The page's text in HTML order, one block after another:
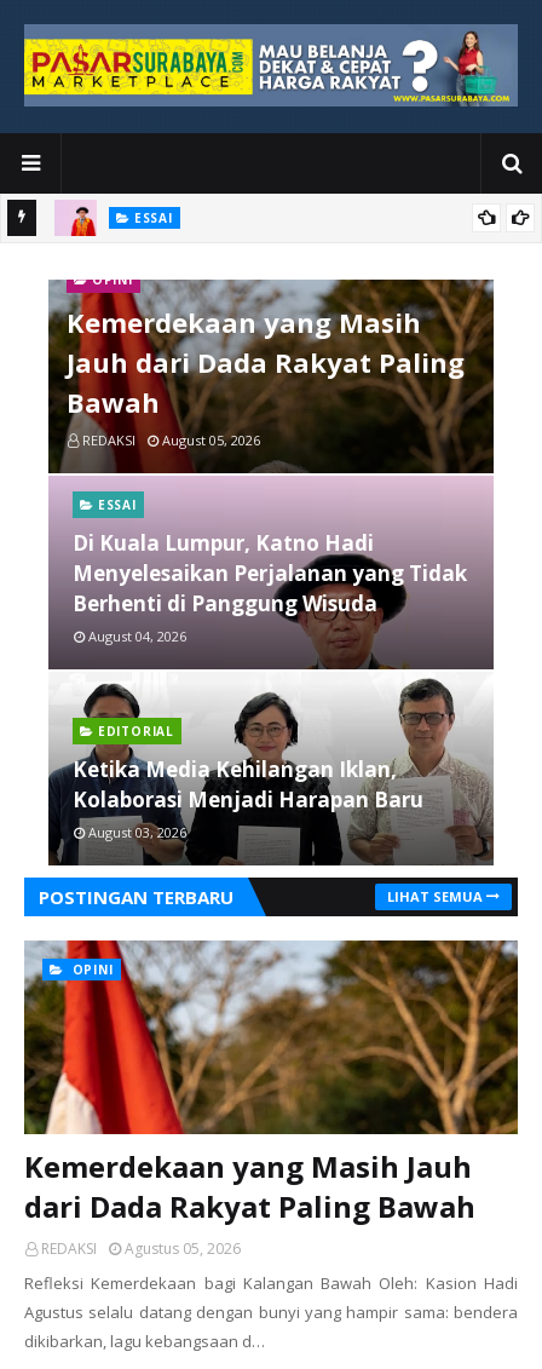
ESSAI
Tidak Berhenti di Panggung Wisuda
OPINI
Kemerdekaan yang Masih
Jauh dari Dada Rakyat Paling
Bawah
REDAKSI August 05, 2026
ESSAI
Di Kuala Lumpur, Katno Hadi
Menyelesaikan Perjalanan yang Tidak
Berhenti di Panggung Wisuda
August 04, 2026
EDITORIAL
Ketika Media Kehilangan Iklan,
Kolaborasi Menjadi Harapan Baru
August 03, 2026
POSTINGAN TERBARU LIHAT SEMUA
OPINI
Kemerdekaan yang Masih Jauh
dari Dada Rakyat Paling Bawah
REDAKSI Agustus 05, 2026
Refleksi Kemerdekaan bagi Kalangan Bawah Oleh: Kasion Hadi
Agustus selalu datang dengan bunyi yang hampir sama: bendera
dikibarkan, lagu kebangsaan d…